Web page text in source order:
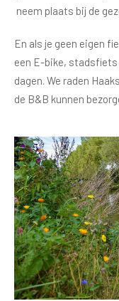
neem plaats bij de
En als je geen eigen
een E-bike,
dagen. We raden
de B&B kunnen